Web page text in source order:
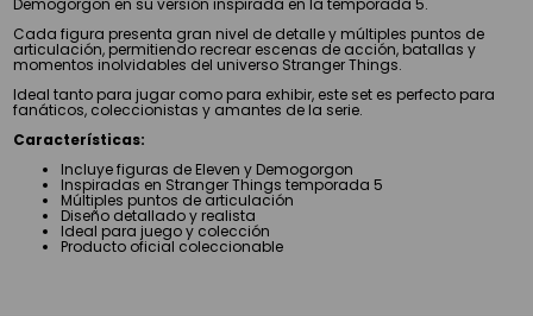
Demogorgon en su versión inspirada en la temporada 5.
Cada figura presenta gran nivel de detalle y múltiples puntos de
articulación, permitiendo recrear escenas de acción, batallas y
momentos inolvidables del universo Stranger Things.
Ideal tanto para jugar como para exhibir, este set es perfecto para
fanáticos, coleccionistas y amantes de la serie.
Características:
Incluye figuras de Eleven y Demogorgon
Inspiradas en Stranger Things temporada 5
Múltiples puntos de articulación
Diseño detallado y realista
Ideal para juego y colección
Producto oficial coleccionable